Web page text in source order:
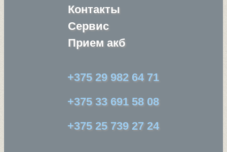
Контакты
Сервис
Прием акб
+375 29 982 64 71
+375 33 691 58 08
+375 25 739 27 24